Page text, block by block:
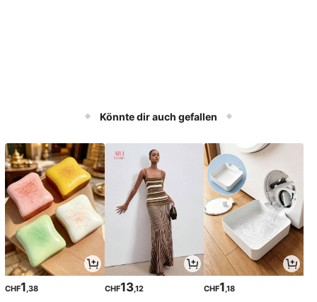
Könnte dir auch gefallen
CHF1 ,38 CHF13,12 CHF1 ,18